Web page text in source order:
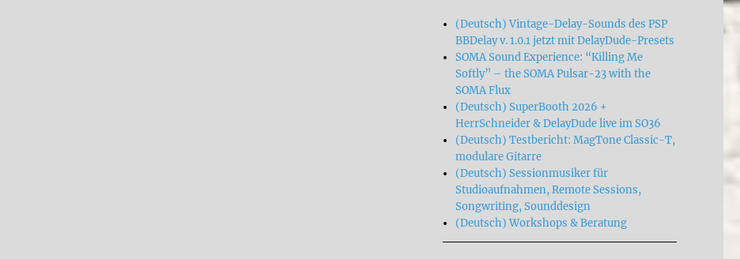
(Deutsch) Vintage-Delay-Sounds des PSP
BBDelay v. 1.0.1 jetzt mit DelayDude-Presets
SOMA Sound Experience: “Killing Me
Softly” – the SOMA Pulsar-23 with the
SOMA Flux
(Deutsch) SuperBooth 2026 +
HerrSchneider & DelayDude live im SO36
(Deutsch) Testbericht: MagTone Classic-T,
modulare Gitarre
(Deutsch) Sessionmusiker für
Studioaufnahmen, Remote Sessions,
Songwriting, Sounddesign
(Deutsch) Workshops & Beratung